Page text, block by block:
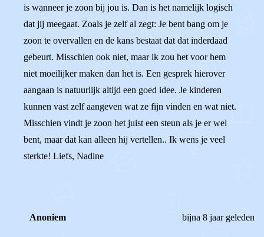
is wanneer je zoon bij jou is. Dan is het namelijk logisch
dat jij meegaat. Zoals je zelf al zegt: Je bent bang om je
zoon te overvallen en de kans bestaat dat dat inderdaad
gebeurt. Misschien ook niet, maar ik zou het voor hem
niet moeilijker maken dan het is. Een gesprek hierover
aangaan is natuurlijk altijd een goed idee. Je kinderen
kunnen vast zelf aangeven wat ze fijn vinden en wat niet.
Misschien vindt je zoon het juist een steun als je er wel
bent, maar dat kan alleen hij vertellen.. Ik wens je veel
sterkte! Liefs, Nadine
Anoniem bijna 8 jaar geleden